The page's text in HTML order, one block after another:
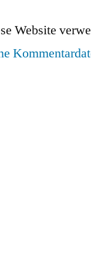
Website